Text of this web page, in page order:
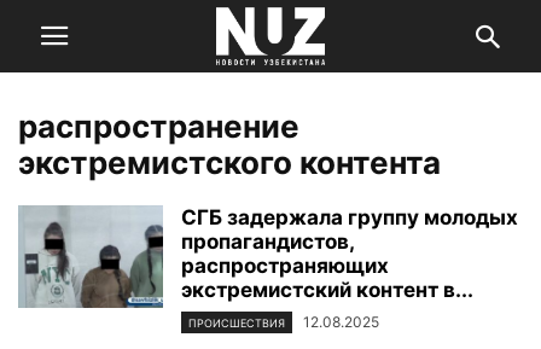
распространение
экстремистского контента
СГБ задержала группу молодых
пропагандистов,
распространяющих
экстремистский контент в...
ПРОИСШЕСТВИЯ 12.08.2025